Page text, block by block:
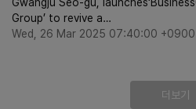
Group’ to revive a…
Wed, 26 Mar 2025 07:40:00 +0900
더보기